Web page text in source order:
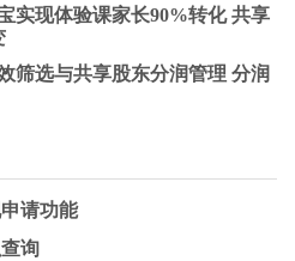
实现体验课家长90%转化 共享
筛选与共享股东分润管理 分润
请功能
询